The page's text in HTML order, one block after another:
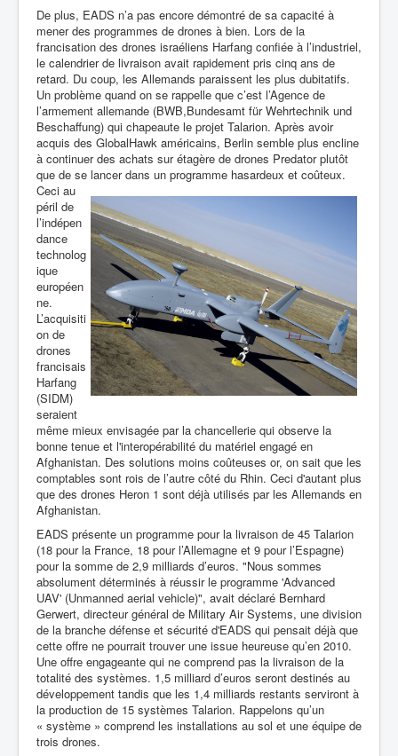
De plus, EADS n’a pas encore démontré de sa capacité à
mener des programmes de drones à bien. Lors de la
francisation des drones israéliens Harfang confiée à l’industriel,
le calendrier de livraison avait rapidement pris cinq ans de
retard. Du coup, les Allemands paraissent les plus dubitatifs.
Un problème quand on se rappelle que c’est l’Agence de
l’armement allemande (BWB,Bundesamt für Wehrtechnik und
Beschaffung) qui chapeaute le projet Talarion. Après avoir
acquis des GlobalHawk américains, Berlin semble plus encline
à continuer des achats sur étagère de drones Predator plutôt
que de se lancer dans un programme hasardeux et coûteux.
Ceci au
péril de
l’indépen
dance
technolog
ique
européen
ne.
L’acquisiti
on de
drones
francisais
Harfang
(SIDM)
seraient
même mieux envisagée par la chancellerie qui observe la
bonne tenue et l'interopérabilité du matériel engagé en
Afghanistan. Des solutions moins coûteuses or, on sait que les
comptables sont rois de l’autre côté du Rhin. Ceci d'autant plus
que des drones Heron 1 sont déjà utilisés par les Allemands en
Afghanistan.
EADS présente un programme pour la livraison de 45 Talarion
(18 pour la France, 18 pour l’Allemagne et 9 pour l’Espagne)
pour la somme de 2,9 milliards d’euros. "Nous sommes
absolument déterminés à réussir le programme 'Advanced
UAV' (Unmanned aerial vehicle)", avait déclaré Bernhard
Gerwert, directeur général de Military Air Systems, une division
de la branche défense et sécurité d'EADS qui pensait déjà que
cette offre ne pourrait trouver une issue heureuse qu’en 2010.
Une offre engageante qui ne comprend pas la livraison de la
totalité des systèmes. 1,5 milliard d’euros seront destinés au
développement tandis que les 1,4 milliards restants serviront à
la production de 15 systèmes Talarion. Rappelons qu’un
« système » comprend les installations au sol et une équipe de
trois drones.